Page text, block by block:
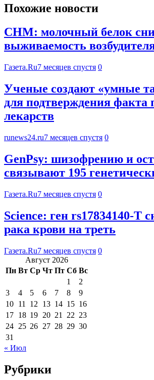
Похожие новости
CHM: молочный белок
выживаемость
Газета.Ru7 месяцев спустя 0
Ученые создают «умные
для подтверждения факта
лекарств
runews24.ru7 месяцев спустя 0
GenPsy: шизофрению и
связывают 195
Газета.Ru7 месяцев спустя 0
Science: ген rs17834140-T
рака крови на треть
Газета.Ru7 месяцев спустя 0
Август 2026
Пн Вт Ср Чт Пт Сб Вс
1
2
3
4 5 6 7 8
9
10 11 12 13 14 15 16
17 18 19 20 21 22 23
24 25 26 27 28 29 30
31
« Июл
Рубрики